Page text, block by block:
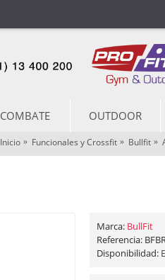
COMBATE OUTDOOR
Inicio Funcionales y Crossfit Bullfit
Marca: BullFit
Referencia:
Disponibilidad: